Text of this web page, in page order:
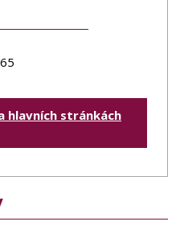
hlavních stránkách